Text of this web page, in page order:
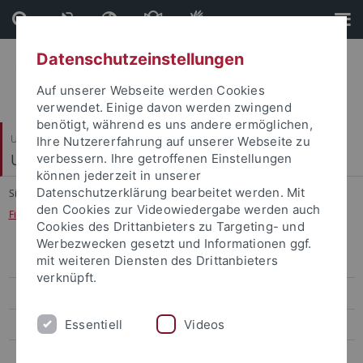
Direkt
zum
Inhalt
Direkt
zur
Fußleiste
Universitätsbibliothek
Universitätsarchiv
Sie sind hier: Startseite
...
Findmittel zu den Altbeständen des 15. bis. 19. Jahrhunderts
Beständeübersicht
Thematische Inventare
Datenschutzeinstellungen
Auf unserer Webseite werden Cookies
verwendet. Einige davon werden zwingend
benötigt, während es uns andere ermöglichen,
Ihre Nutzererfahrung auf unserer Webseite zu
verbessern. Ihre getroffenen Einstellungen
können jederzeit in unserer
Datenschutzerklärung bearbeitet werden. Mit
den Cookies zur Videowiedergabe werden auch
Cookies des Drittanbieters zu Targeting- und
Werbezwecken gesetzt und Informationen ggf.
mit weiteren Diensten des Drittanbieters
verknüpft.
Essentiell Videos